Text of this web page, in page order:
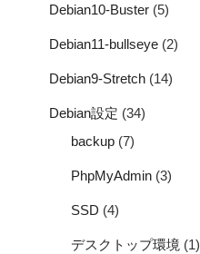
Debian10-Buster (5)
Debian11-bullseye (2)
Debian9-Stretch (14)
Debian設定 (34)
backup (7)
PhpMyAdmin (3)
SSD (4)
デスクトップ環境 (1)